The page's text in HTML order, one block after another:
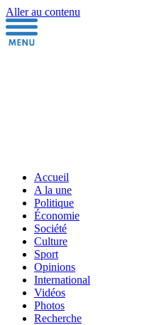
Aller au contenu
Accueil
A la une
Politique
Économie
Société
Culture
Sport
Opinions
International
Vidéos
Photos
Recherche